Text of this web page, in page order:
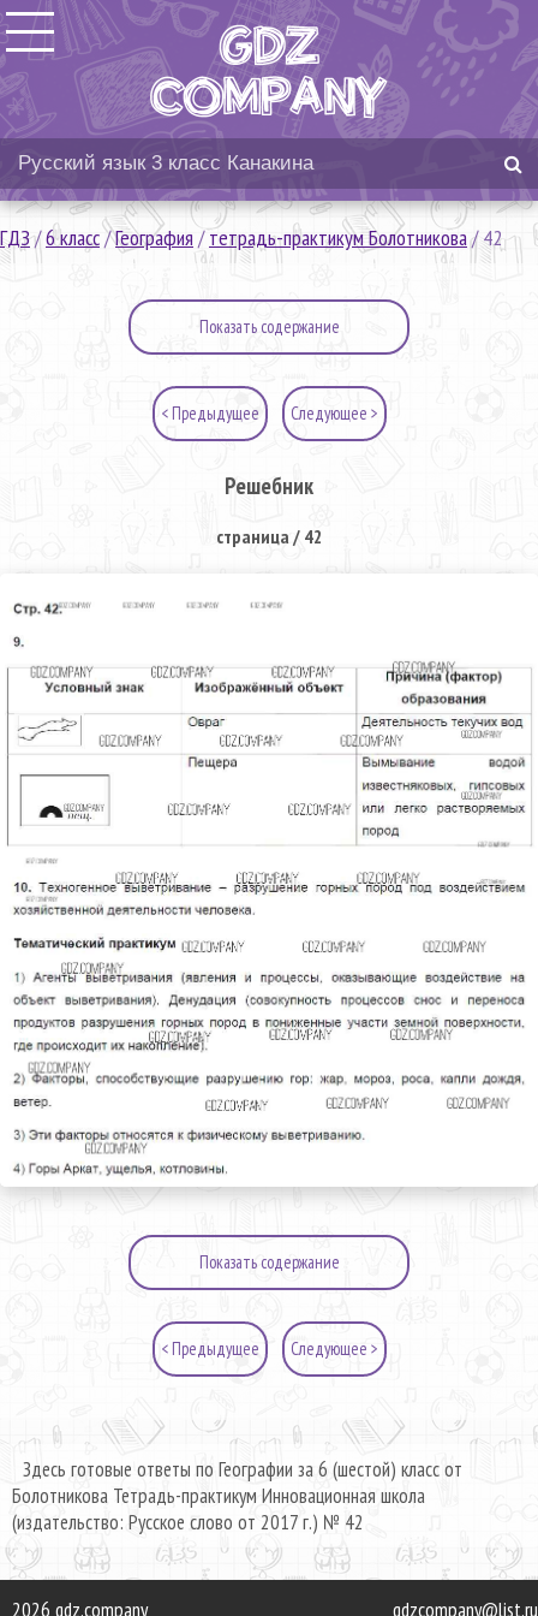
ГДЗ/6 класс/География /тетрадь-практикум Болотникова/42
Показать содержание
< Предыдущее Следующее >
Решебник
страница / 42
Показать содержание
< Предыдущее Следующее >
Здесь готовые ответы по Географии за 6 (шестой) класс от
Болотникова Тетрадь-практикум Инновационная школа
(издательство: Русское слово от 2017 г.) № 42
2026 gdz.company gdzcompany@list.ru